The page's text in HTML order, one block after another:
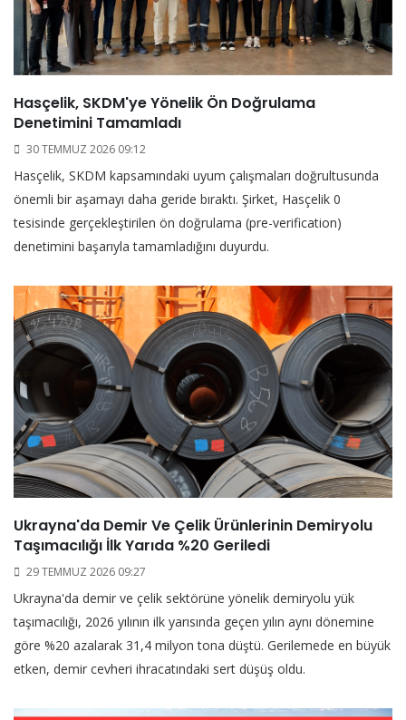
Hasçelik, SKDM'ye Yönelik Ön Doğrulama
Denetimini Tamamladı
30 TEMMUZ 2026 09:12
Hasçelik, SKDM kapsamındaki uyum çalışmaları doğrultusunda
önemli bir aşamayı daha geride bıraktı. Şirket, Hasçelik 0
tesisinde gerçekleştirilen ön doğrulama (pre-verification)
denetimini başarıyla tamamladığını duyurdu.
Ukrayna'da Demir Ve Çelik Ürünlerinin Demiryolu
Taşımacılığı İlk Yarıda %20 Geriledi
29 TEMMUZ 2026 09:27
Ukrayna'da demir ve çelik sektörüne yönelik demiryolu yük
taşımacılığı, 2026 yılının ilk yarısında geçen yılın aynı dönemine
göre %20 azalarak 31,4 milyon tona düştü. Gerilemede en büyük
etken, demir cevheri ihracatındaki sert düşüş oldu.